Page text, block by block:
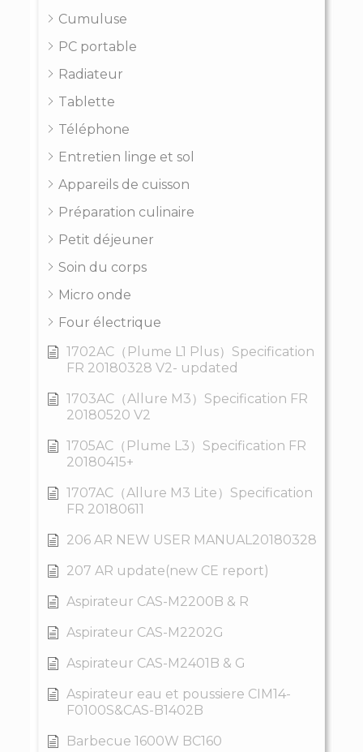
Cumuluse
PC portable
Radiateur
Tablette
Téléphone
Entretien linge et sol
Appareils de cuisson
Préparation culinaire
Petit déjeuner
Soin du corps
Micro onde
Four électrique
1702AC（Plume L1 Plus）Specification
FR 20180328 V2- updated
1703AC（Allure M3）Specification FR
20180520 V2
1705AC（Plume L3）Specification FR
20180415+
1707AC（Allure M3 Lite）Specification
FR 20180611
206 AR NEW USER MANUAL20180328
207 AR update(new CE report)
Aspirateur CAS-M2200B & R
Aspirateur CAS-M2202G
Aspirateur CAS-M2401B & G
Aspirateur eau et poussiere CIM14-
F0100S&CAS-B1402B
Barbecue 1600W BC160